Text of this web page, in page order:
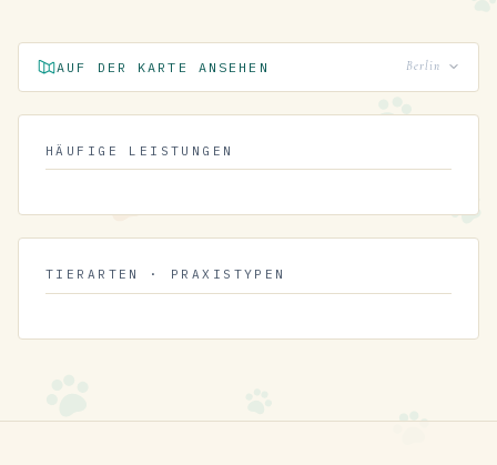
AUF DER KARTE ANSEHEN Berlin
HÄUFIGE LEISTUNGEN
TIERARTEN · PRAXISTYPEN